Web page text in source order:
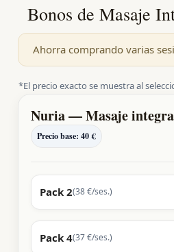
Bonos de Masaje
Ahorra comprando varias
*El precio exacto se muestra al
Nuria — Masaje
Precio base: 40 €
Pack 2(38 €/ses.)
Pack 4(37 €/ses.)